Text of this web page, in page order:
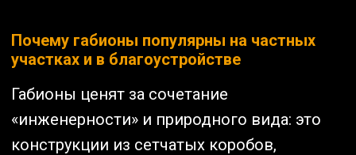
Почему габионы популярны на частных
участках и в благоустройстве
Габионы ценят за сочетание
«инженерности» и природного вида: это
конструкции из сетчатых коробов,